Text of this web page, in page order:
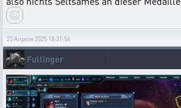
23 Апреля 2025 18:31:56
Fullinger